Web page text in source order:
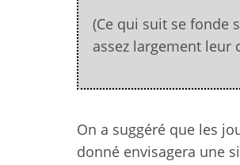
(Ce qui suit se fonde
assez largement leur
On a suggéré que les
donné envisagera une